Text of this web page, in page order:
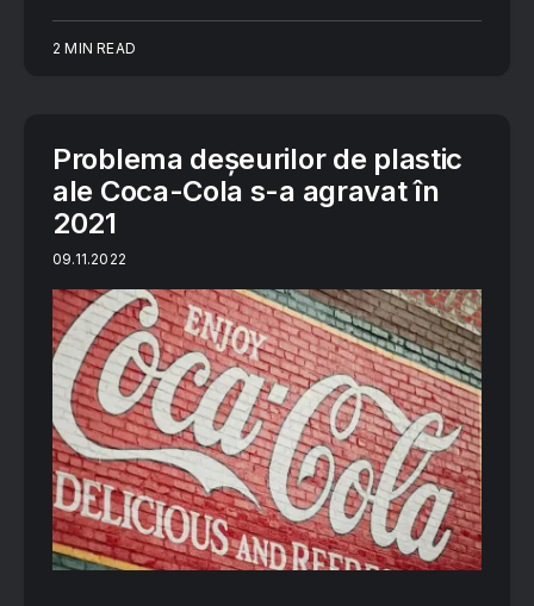
2 MIN READ
Problema deșeurilor de plastic
ale Coca-Cola s-a agravat în
2021
09.11.2022